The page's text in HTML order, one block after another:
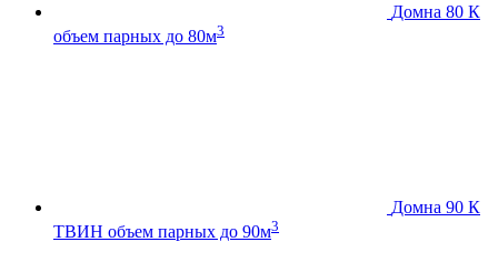
Домна 80 К
объем парных до 80м3
Домна 90 К
ТВИН объем парных до 90м3